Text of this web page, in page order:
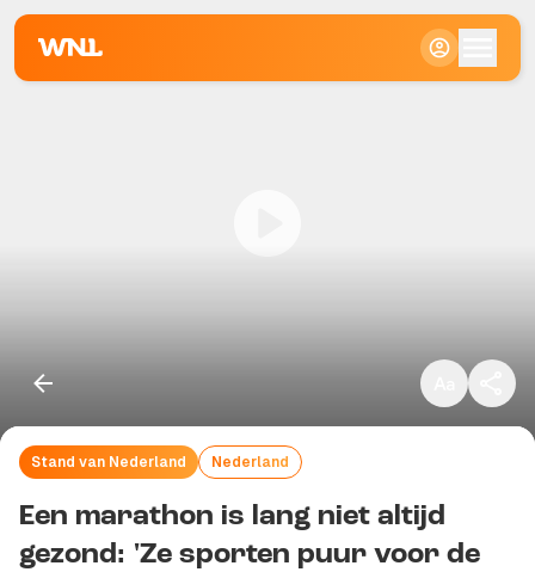
Stand van Nederland Nederland
Een marathon is lang niet altijd
gezond: 'Ze sporten puur voor de